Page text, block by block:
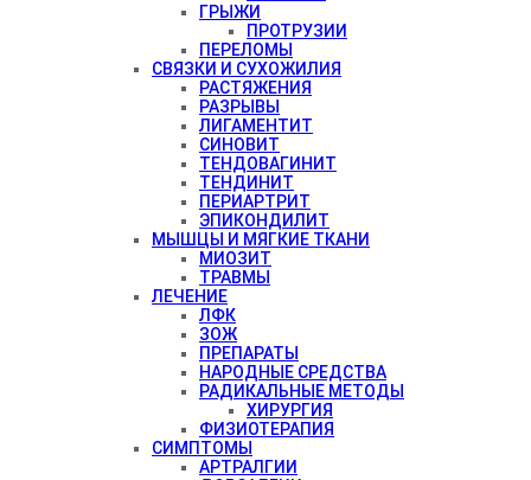
ГРЫЖИ
ПРОТРУЗИИ
ПЕРЕЛОМЫ
СВЯЗКИ И СУХОЖИЛИЯ
РАСТЯЖЕНИЯ
РАЗРЫВЫ
ЛИГАМЕНТИТ
СИНОВИТ
ТЕНДОВАГИНИТ
ТЕНДИНИТ
ПЕРИАРТРИТ
ЭПИКОНДИЛИТ
МЫШЦЫ И МЯГКИЕ ТКАНИ
МИОЗИТ
ТРАВМЫ
ЛЕЧЕНИЕ
ЛФК
ЗОЖ
ПРЕПАРАТЫ
НАРОДНЫЕ СРЕДСТВА
РАДИКАЛЬНЫЕ МЕТОДЫ
ХИРУРГИЯ
ФИЗИОТЕРАПИЯ
СИМПТОМЫ
АРТРАЛГИИ